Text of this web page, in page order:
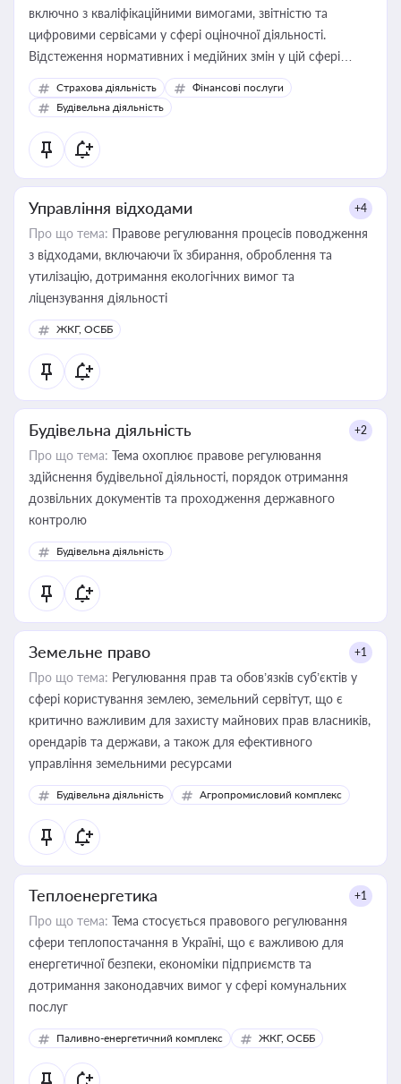
включно з кваліфікаційними вимогами, звітністю та
цифровими сервісами у сфері оціночної діяльності.
Відстеження нормативних і медійних змін у цій сфері
корисне для власника бізнесу, керівника, юриста або
бухгалтера під час оподаткування, приватизації, оренди
державного майна, корпоративних угод і перевірки
статусу суб'єктів оціночної діяльності
Страхова діяльність
Фінансові послуги
Будівельна діяльність
Управління відходами +4
Про що тема: Правове регулювання процесів поводження
з відходами, включаючи їх збирання, оброблення та
утилізацію, дотримання екологічних вимог та
ліцензування діяльності
ЖКГ, ОСББ
Будівельна діяльність +2
Про що тема: Тема охоплює правове регулювання
здійснення будівельної діяльності, порядок отримання
дозвільних документів та проходження державного
контролю
Будівельна діяльність
Земельне право +1
Про що тема: Регулювання прав та обов’язків суб’єктів у
сфері користування землею, земельний сервітут, що є
критично важливим для захисту майнових прав власників,
орендарів та держави, а також для ефективного
управління земельними ресурсами
Будівельна діяльність Агропромисловий комплекс
Теплоенергетика +1
Про що тема: Тема стосується правового регулювання
сфери теплопостачання в Україні, що є важливою для
енергетичної безпеки, економіки підприємств та
дотримання законодавчих вимог у сфері комунальних
послуг
Паливно-енергетичний комплекс ЖКГ, ОСББ